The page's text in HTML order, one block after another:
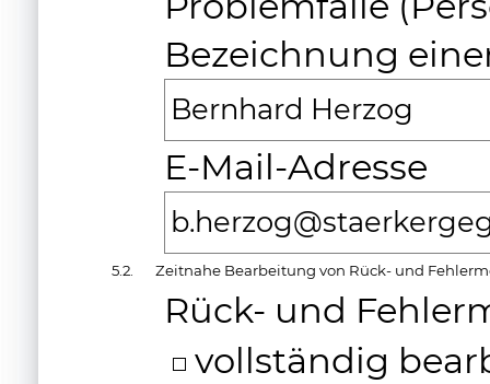
Bezeichnung
Bernhard Herzog
E-Mail-Adresse
5.2. Zeitnahe Bearbeitung von Rück- und
Rück- und
vollständig